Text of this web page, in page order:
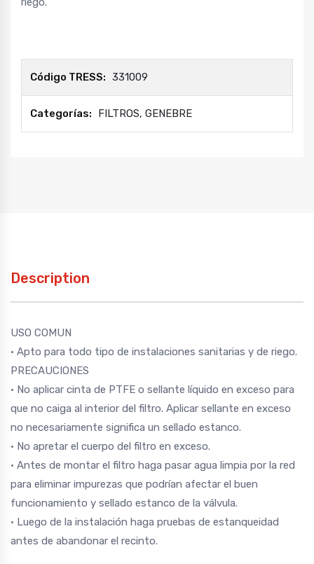
Código TRESS: 331009
Categorías: FILTROS, GENEBRE
Description
USO COMUN
• Apto para todo tipo de instalaciones sanitarias y de riego.
PRECAUCIONES
• No aplicar cinta de PTFE o sellante líquido en exceso para
que no caiga al interior del filtro. Aplicar sellante en exceso
no necesariamente significa un sellado estanco.
• No apretar el cuerpo del filtro en exceso.
• Antes de montar el filtro haga pasar agua limpia por la red
para eliminar impurezas que podrían afectar el buen
funcionamiento y sellado estanco de la válvula.
• Luego de la instalación haga pruebas de estanqueidad
antes de abandonar el recinto.